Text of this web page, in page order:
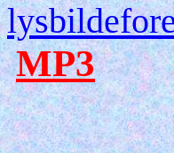
MP3